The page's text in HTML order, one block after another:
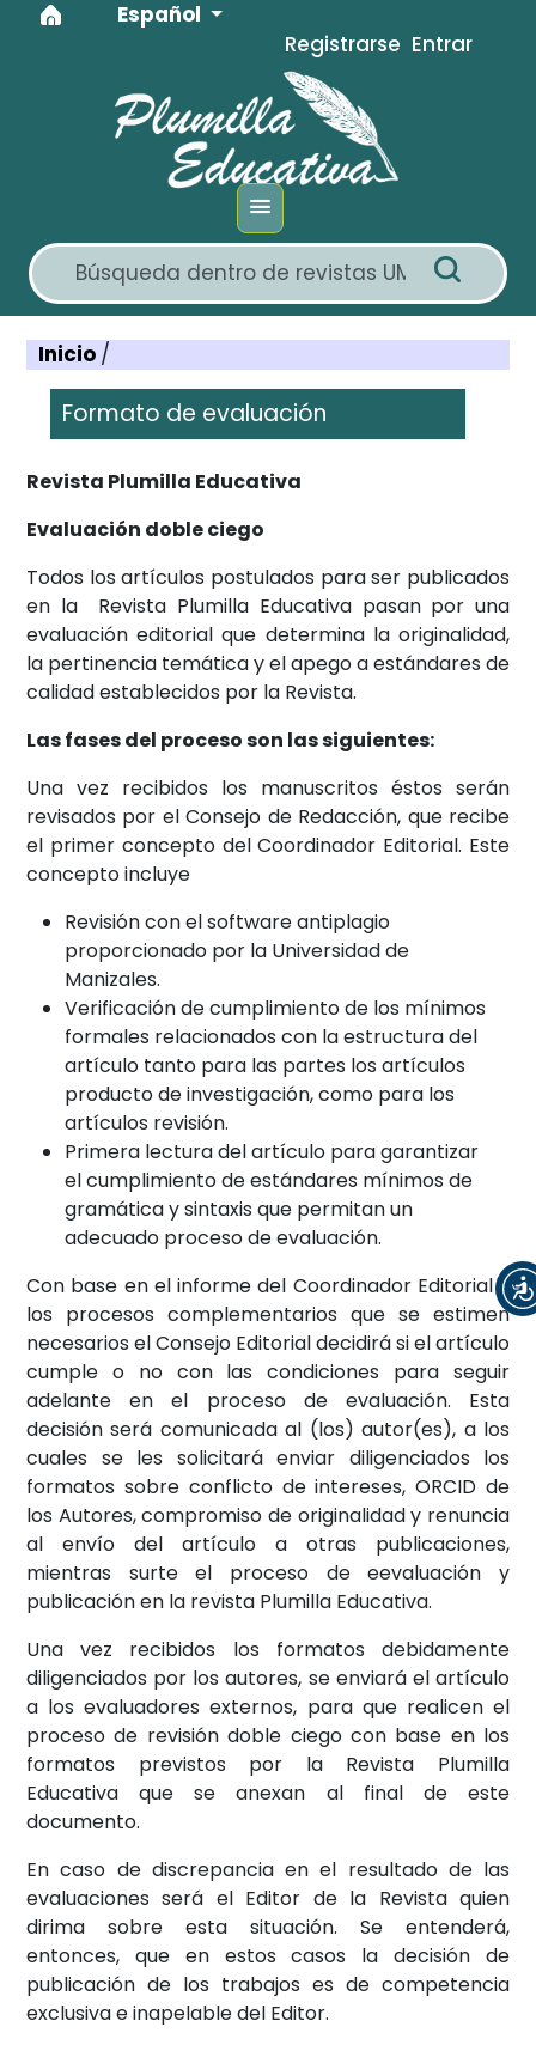
Ir al menú de navegación principal
Ir al contenido principal
Ir al pie de página del sitio
Idioma
Español
Registrarse Entrar
Inicio /
Formato de evaluación
Revista Plumilla Educativa
Evaluación doble ciego
Todos los artículos postulados para ser publicados
en la Revista Plumilla Educativa pasan por una
evaluación editorial que determina la originalidad,
la pertinencia temática y el apego a estándares de
calidad establecidos por la Revista.
Las fases del proceso son las siguientes:
Una vez recibidos los manuscritos éstos serán
revisados por el Consejo de Redacción, que recibe
el primer concepto del Coordinador Editorial. Este
concepto incluye
Revisión con el software antiplagio
proporcionado por la Universidad de
Manizales.
Verificación de cumplimiento de los mínimos
formales relacionados con la estructura del
artículo tanto para las partes los artículos
producto de investigación, como para los
artículos revisión.
Primera lectura del artículo para garantizar
el cumplimiento de estándares mínimos de
gramática y sintaxis que permitan un
adecuado proceso de evaluación.
Con base en el informe del Coordinador Editorial y
los procesos complementarios que se estimen
necesarios el Consejo Editorial decidirá si el artículo
cumple o no con las condiciones para seguir
adelante en el proceso de evaluación. Esta
decisión será comunicada al (los) autor(es), a los
cuales se les solicitará enviar diligenciados los
formatos sobre conflicto de intereses, ORCID de
los Autores, compromiso de originalidad y renuncia
al envío del artículo a otras publicaciones,
mientras surte el proceso de eevaluación y
publicación en la revista Plumilla Educativa.
Una vez recibidos los formatos debidamente
diligenciados por los autores, se enviará el artículo
a los evaluadores externos, para que realicen el
proceso de revisión doble ciego con base en los
formatos previstos por la Revista Plumilla
Educativa que se anexan al final de este
documento.
En caso de discrepancia en el resultado de las
evaluaciones será el Editor de la Revista quien
dirima sobre esta situación. Se entenderá,
entonces, que en estos casos la decisión de
publicación de los trabajos es de competencia
exclusiva e inapelable del Editor.